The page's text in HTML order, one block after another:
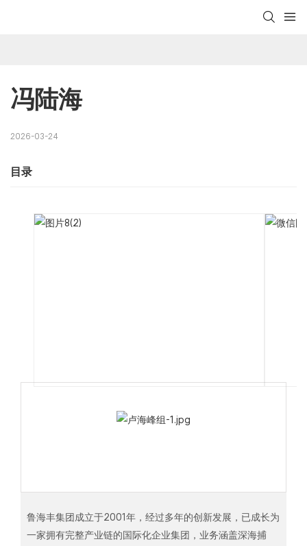
冯陆海
2026-03-24
目录
鲁海丰集团成立于2001年，经过多年的创新发展，已成长为
一家拥有完整产业链的国际化企业集团，业务涵盖深海捕